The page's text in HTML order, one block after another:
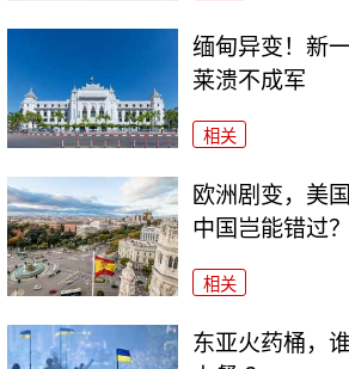
缅甸异变！新
莱溃不成军
相关
欧洲剧变，美
中国岂能错过？
相关
东亚火药桶，